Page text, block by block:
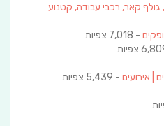
קאר, רכבי עבודה, קטנוע
- 7,018 צפיות
| אירועים - 5,439 צפיות